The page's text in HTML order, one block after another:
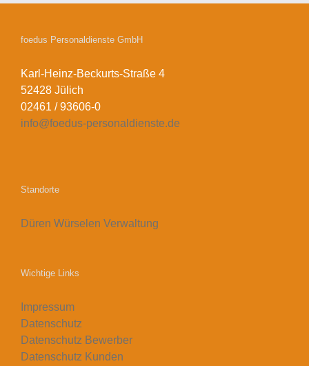
foedus Personaldienste GmbH
Karl-Heinz-Beckurts-Straße 4
52428 Jülich
02461 / 93606-0
info@foedus-personaldienste.de
Standorte
Düren Würselen Verwaltung
Wichtige Links
Impressum
Datenschutz
Datenschutz Bewerber
Datenschutz Kunden